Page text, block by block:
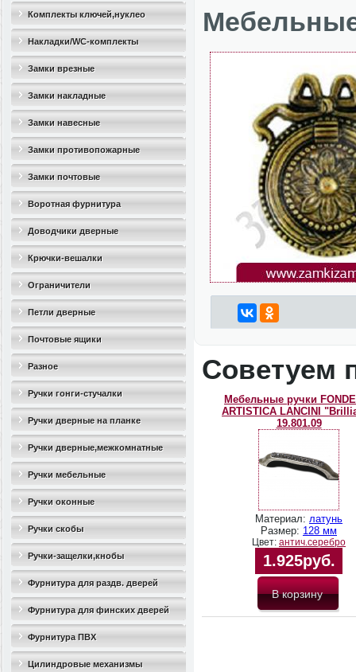
Комплекты ключей,нуклео
Накладки/WC-комплекты
Замки врезные
Замки накладные
Замки навесные
Замки противопожарные
Замки почтовые
Воротная фурнитура
Доводчики дверные
Крючки-вешалки
Ограничители
дверные(стопоры)
Петли дверные
Почтовые ящики
Разное
Ручки гонги-стучалки
Ручки дверные на планке
Ручки дверные,межкомнатные
Ручки мебельные
Ручки оконные
Ручки скобы
Ручки-защелки,кнобы
Фурнитура для раздв. дверей
Фурнитура для финских дверей
Фурнитура ПВХ
Цилиндровые механизмы
Мебельные
Советуем
Мебельные ручки
ARTISTICA LANCINI
19.801.09
Материал: латунь
Размер: 128 мм
Цвет: антич.серебро
1.925руб.